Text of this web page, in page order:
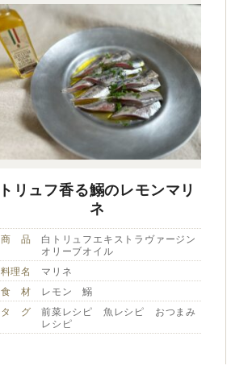
トリュフ香る鰯のレモンマリ
ネ
商 品
白トリュフエキストラヴァージン
オリーブオイル
料理名
マリネ
食 材
レモン 鰯
タ グ
前菜レシピ 魚レシピ おつまみ
レシピ